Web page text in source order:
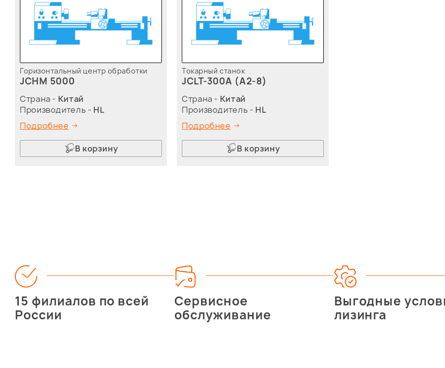
Горизонтальный центр обработки
JCHM 5000
Страна - Китай
Производитель - HL
Подробнее
В корзину
Токарный станок
JCLT-300A (A2-8)
Страна - Китай
Производитель - HL
Подробнее
В корзину
15 филиалов по всей
России
Сервисное
обслуживание
Выгодные
лизинга